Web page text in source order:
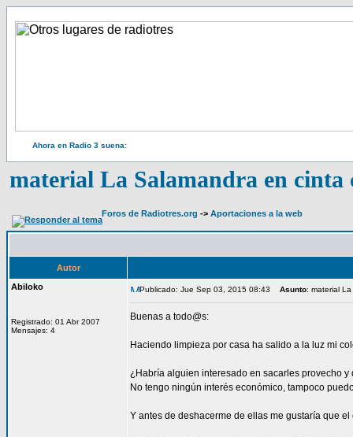
Ahora en Radio 3 suena:
material La Salamandra en cinta
Foros de Radiotres.org -> Aportaciones a la web
Autor
Abiloko
Registrado: 01 Abr 2007
Mensajes: 4
Publicado: Jue Sep 03, 2015 08:43 Asunto: material
Buenas a todo@s:
Haciendo limpieza por casa ha salido a la luz mi
¿Habría alguien interesado en sacarles provecho y
No tengo ningún interés económico, tampoco
Y antes de deshacerme de ellas me gustaría que